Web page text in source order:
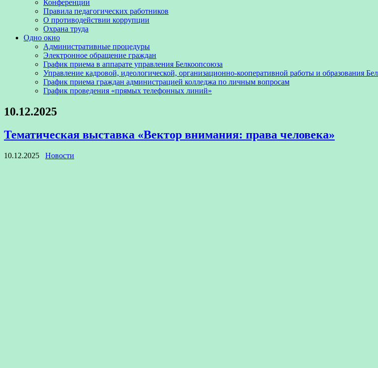
Конференции
Правила педагогических работников
О противодействии коррупции
Охрана труда
Одно окно
Административные процедуры
Электронное обращение граждан
График приема в аппарате управления Белкоопсоюза
Управление кадровой, идеологической, организационно-кооперативной работы и образования
График приема граждан администрацией колледжа по личным вопросам
График проведения «прямых телефонных линий»
10.12.2025
Тематическая выставка «Вектор внимания: права человека»
10.12.2025 Новости